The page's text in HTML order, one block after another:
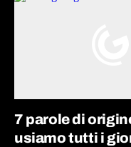
7 parole di
usiamo tutti i